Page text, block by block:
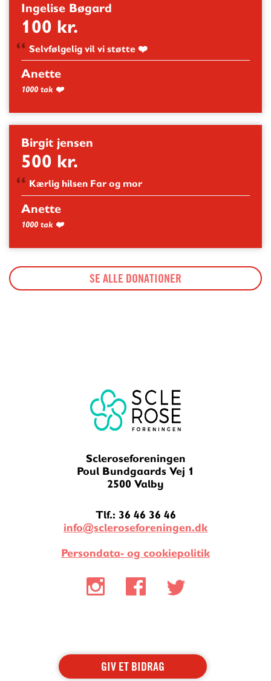
Ingelise Bøgard
100 kr.
Selvfølgelig vil vi støtte ❤️
Anette
1000 tak ❤️
Birgit jensen
500 kr.
Kærlig hilsen Far og mor
Anette
1000 tak ❤️
SE ALLE DONATIONER
GIV ET BIDRAG
Scleroseforeningen
Poul Bundgaards Vej 1
2500 Valby
Tlf.: 36 46 36 46
info@scleroseforeningen.dk
Persondata- og cookiepolitik